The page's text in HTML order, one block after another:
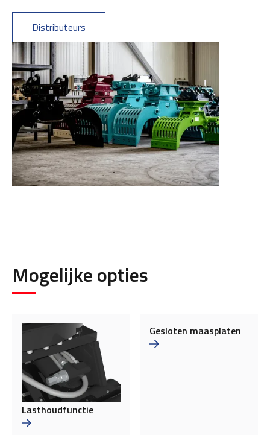
Distributeurs
Mogelijke opties
Lasthoudfunctie
Gesloten maasplaten